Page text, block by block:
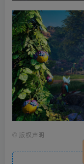
© 版权声明